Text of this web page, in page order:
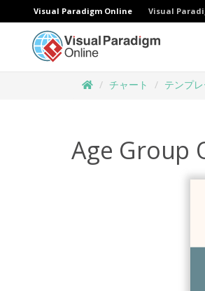
Visual Paradigm Online Visual
チャート テンプレ
Age Group